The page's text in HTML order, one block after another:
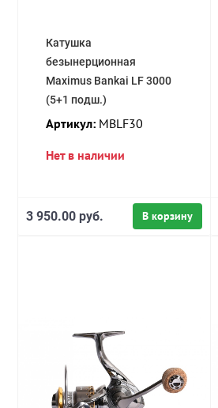
Катушка
безынерционная
Maximus Bankai LF 3000
(5+1 подш.)
Артикул: MBLF30
Нет в наличии
В корзину
3 950.00 руб.